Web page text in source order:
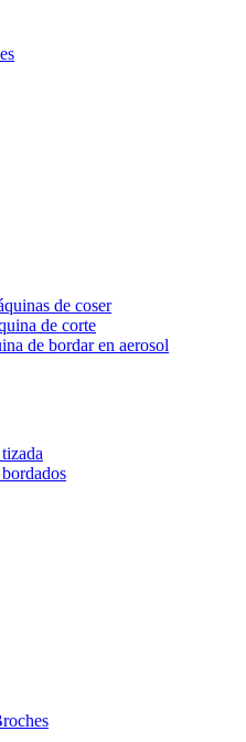
de coser
de corte
de bordar en aerosol